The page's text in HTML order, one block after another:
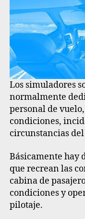
Los simuladores
normalmente
personal de
condiciones,
circunstancias
Básicamente hay
que recrean las
cabina de
condiciones y
pilotaje.